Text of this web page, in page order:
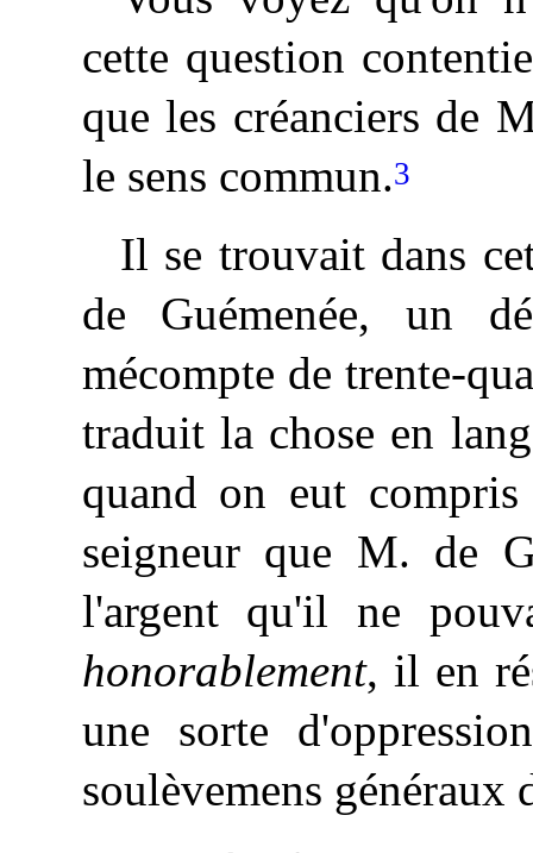
cette question
que les créanciers de
le sens commun.3
Il se trouvait dans
de Guémenée, un
mécompte de trente-
traduit la chose en
quand on eut
seigneur que M. de
l'argent qu'il ne
honorablement, il en
une sorte
soulèvemens généraux